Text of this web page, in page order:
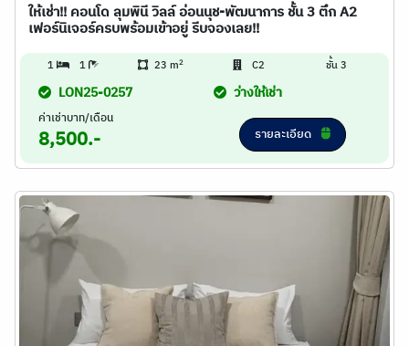
ให้เช่า!! คอนโด ลุมพินี วิลล์ อ่อนนุช-พัฒนาการ ชั้น 3 ตึก A2
เฟอร์นิเจอร์ครบพร้อมเข้าอยู่ รีบจองเลย!!
1 1 23 m2 C2 ชั้น 3
LON25-0257 ว่างให้เช่า
ค่าเช่าบาท/เดือน
8,500.- รายละเอียด